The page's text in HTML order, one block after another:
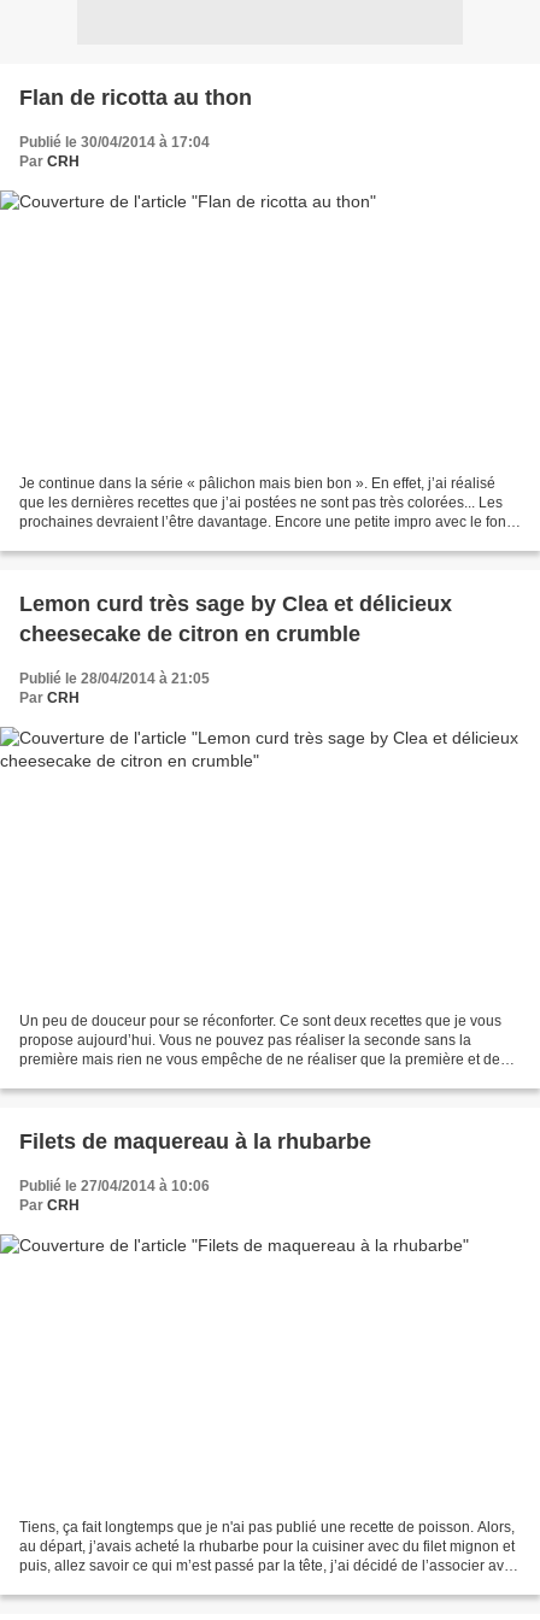
Flan de ricotta au thon
Publié le 30/04/2014 à 17:04
Par CRH
Je continue dans la série « pâlichon mais bien bon ». En effet, j’ai réalisé
que les dernières recettes que j’ai postées ne sont pas très colorées... Les
prochaines devraient l’être davantage. Encore une petite impro avec le fond
Lemon curd très sage by Clea et délicieux
cheesecake de citron en crumble
Publié le 28/04/2014 à 21:05
Par CRH
Un peu de douceur pour se réconforter. Ce sont deux recettes que je vous
propose aujourd’hui. Vous ne pouvez pas réaliser la seconde sans la
première mais rien ne vous empêche de ne réaliser que la première et de
Filets de maquereau à la rhubarbe
Publié le 27/04/2014 à 10:06
Par CRH
Tiens, ça fait longtemps que je n'ai pas publié une recette de poisson. Alors,
au départ, j’avais acheté la rhubarbe pour la cuisiner avec du filet mignon et
puis, allez savoir ce qui m’est passé par la tête, j’ai décidé de l’associer avec